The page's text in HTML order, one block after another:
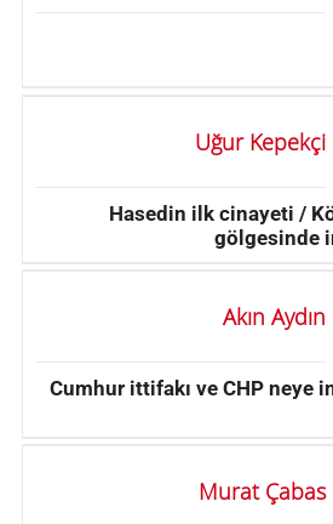
Uğur Kepekçi
Hasedin ilk cinayeti /
gölgesinde
Akın Aydın
Cumhur ittifakı ve CHP neye
Murat Çabas